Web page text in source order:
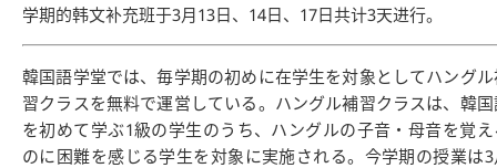
学期的韩文补充班于3月13日、14日、17日共计3天进行。
韓国語学堂では、毎学期の初めに在学生を対象としてハング
習クラスを無料で運営している。ハングル補習クラスは、韓
を初めて学ぶ1級の学生のうち、ハングルの子音・母音を覚
のに困難を感じる学生を対象に実施される。今学期の授業は